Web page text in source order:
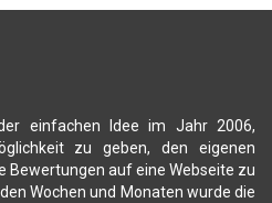
einfachen Idee im Jahr 2006,
zu geben, den eigenen
Bewertungen auf eine Webseite zu
Wochen und Monaten wurde die